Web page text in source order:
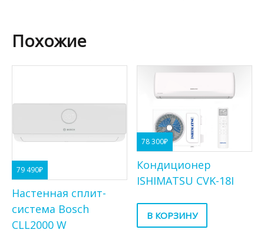
Похожие
79 490₽
Настенная сплит-
система Bosch
CLL2000 W
78 300₽
Кондиционер
ISHIMATSU CVK-18I
В КОРЗИНУ